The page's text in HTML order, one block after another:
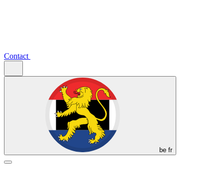
Contact
be fr